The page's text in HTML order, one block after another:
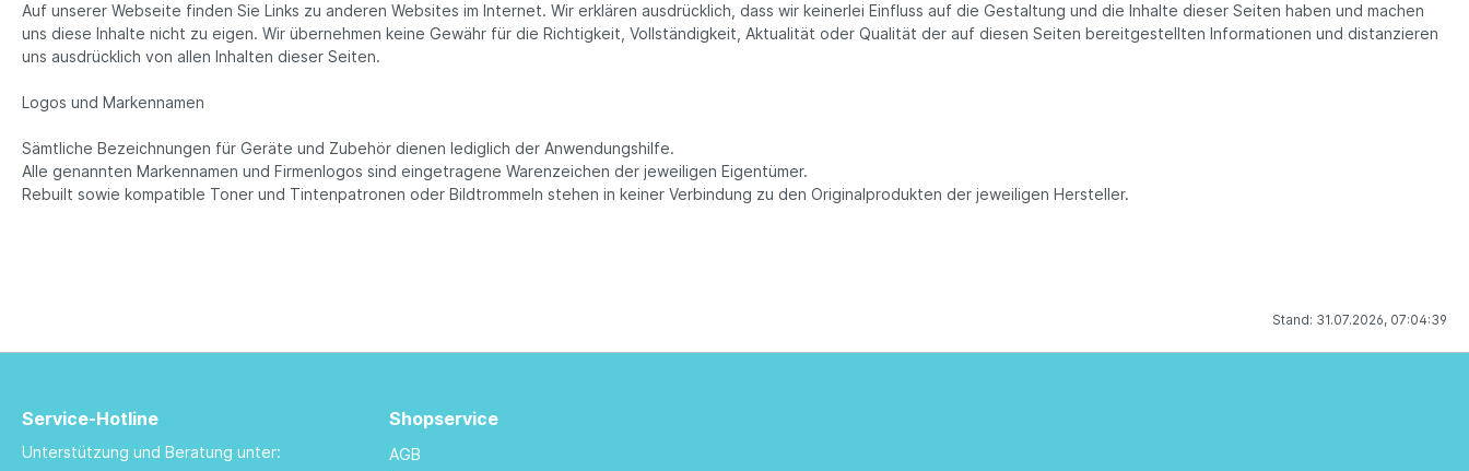
Auf unserer Webseite finden Sie Links zu anderen Websites im Internet. Wir erklären ausdrücklich, dass wir keinerlei Einfluss auf die Gestaltung und die Inhalte dieser Seiten haben und machen
uns diese Inhalte nicht zu eigen. Wir übernehmen keine Gewähr für die Richtigkeit, Vollständigkeit, Aktualität oder Qualität der auf diesen Seiten bereitgestellten Informationen und distanzieren
uns ausdrücklich von allen Inhalten dieser Seiten.
Logos und Markennamen
Sämtliche Bezeichnungen für Geräte und Zubehör dienen lediglich der Anwendungshilfe.
Alle genannten Markennamen und Firmenlogos sind eingetragene Warenzeichen der jeweiligen Eigentümer.
Rebuilt sowie kompatible Toner und Tintenpatronen oder Bildtrommeln stehen in keiner Verbindung zu den Originalprodukten der jeweiligen Hersteller.
Stand: 31.07.2026, 07:04:39
Service-Hotline
Unterstützung und Beratung unter:
Shopservice
AGB